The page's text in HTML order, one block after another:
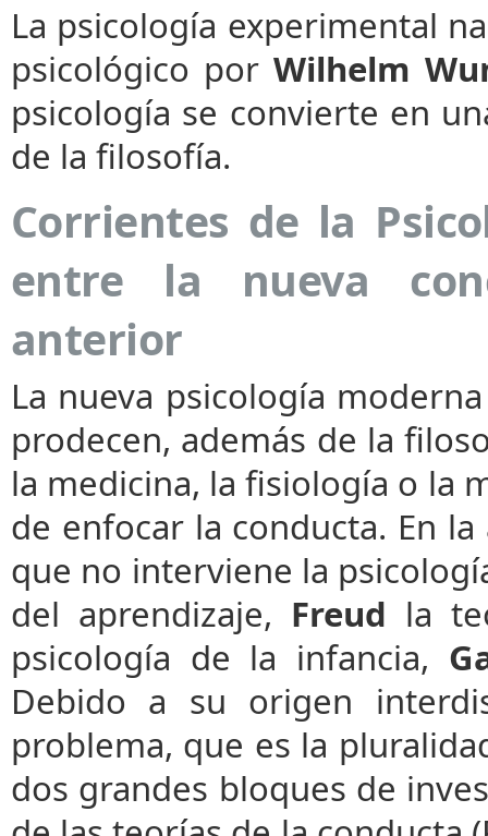
La psicología experimental
psicológico por Wilhelm
psicología se convierte en
de la filosofía.
Corrientes de la
entre la nueva
anterior
La nueva psicología
prodecen, además de la
la medicina, la fisiología o la
de enfocar la conducta. En
que no interviene la
del aprendizaje, Freud la
psicología de la infancia,
Debido a su origen
problema, que es la
dos grandes bloques de